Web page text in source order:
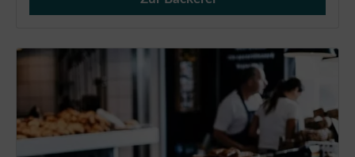
Verkauf von Brötchen,